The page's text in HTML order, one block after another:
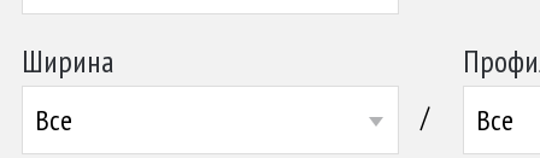
Ширина
Все / Все